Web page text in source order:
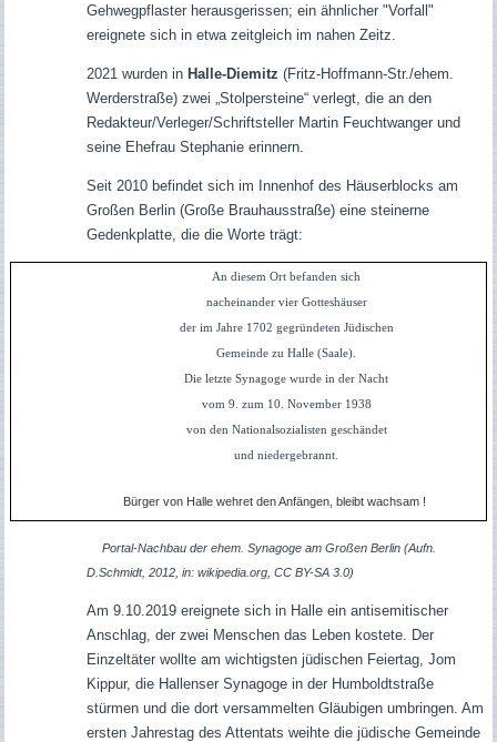
Gehwegpflaster herausgerissen; ein ähnlicher "Vorfall"
ereignete sich in etwa zeitgleich im nahen Zeitz.
2021 wurden in Halle-Diemitz (Fritz-Hoffmann-Str./ehem.
Werderstraße) zwei „Stolpersteine“ verlegt, die an den
Redakteur/Verleger/Schriftsteller Martin Feuchtwanger und
seine Ehefrau Stephanie erinnern.
Seit 2010 befindet sich im Innenhof des Häuserblocks am
Großen Berlin (Große Brauhausstraße) eine steinerne
Gedenkplatte, die die Worte trägt:
An diesem Ort befanden sich
nacheinander vier Gotteshäuser
der im Jahre 1702 gegründeten Jüdischen
Gemeinde zu Halle (Saale).
Die letzte Synagoge wurde in der Nacht
vom 9. zum 10. November 1938
von den Nationalsozialisten geschändet
und niedergebrannt.
Bürger von Halle wehret den Anfängen, bleibt wachsam !
Portal-Nachbau der ehem. Synagoge am Großen Berlin (Aufn.
D.Schmidt, 2012, in: wikipedia.org, CC BY-SA 3.0)
Am 9.10.2019 ereignete sich in Halle ein antisemitischer
Anschlag, der zwei Menschen das Leben kostete. Der
Einzeltäter wollte am wichtigsten jüdischen Feiertag, Jom
Kippur, die Hallenser Synagoge in der Humboldtstraße
stürmen und die dort versammelten Gläubigen umbringen. Am
ersten Jahrestag des Attentats weihte die jüdische Gemeinde